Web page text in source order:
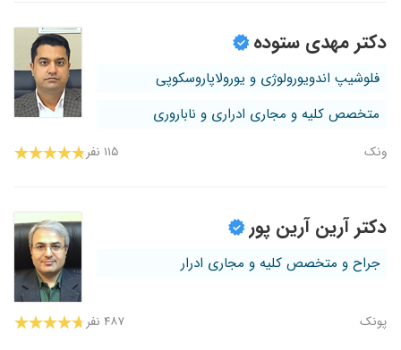
دکتر مهدی ستوده
فلوشیپ اندویورولوژی و یورولاپاروسکوپی
متخصص کلیه و مجاری ادراری و ناباروری
ونک ۱۱۵ نفر
دکتر آرین آرین پور
جراح و متخصص کلیه و مجاری ادرار
پونک ۴۸۷ نفر